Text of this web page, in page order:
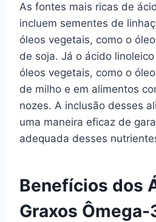
As fontes mais ricas de
incluem sementes de
óleos vegetais, como o
de soja. Já o ácido
óleos vegetais, como o
de milho e em alimentos
nozes. A inclusão desses
uma maneira eficaz de
adequada desses
Benefícios dos
Graxos Ômega-